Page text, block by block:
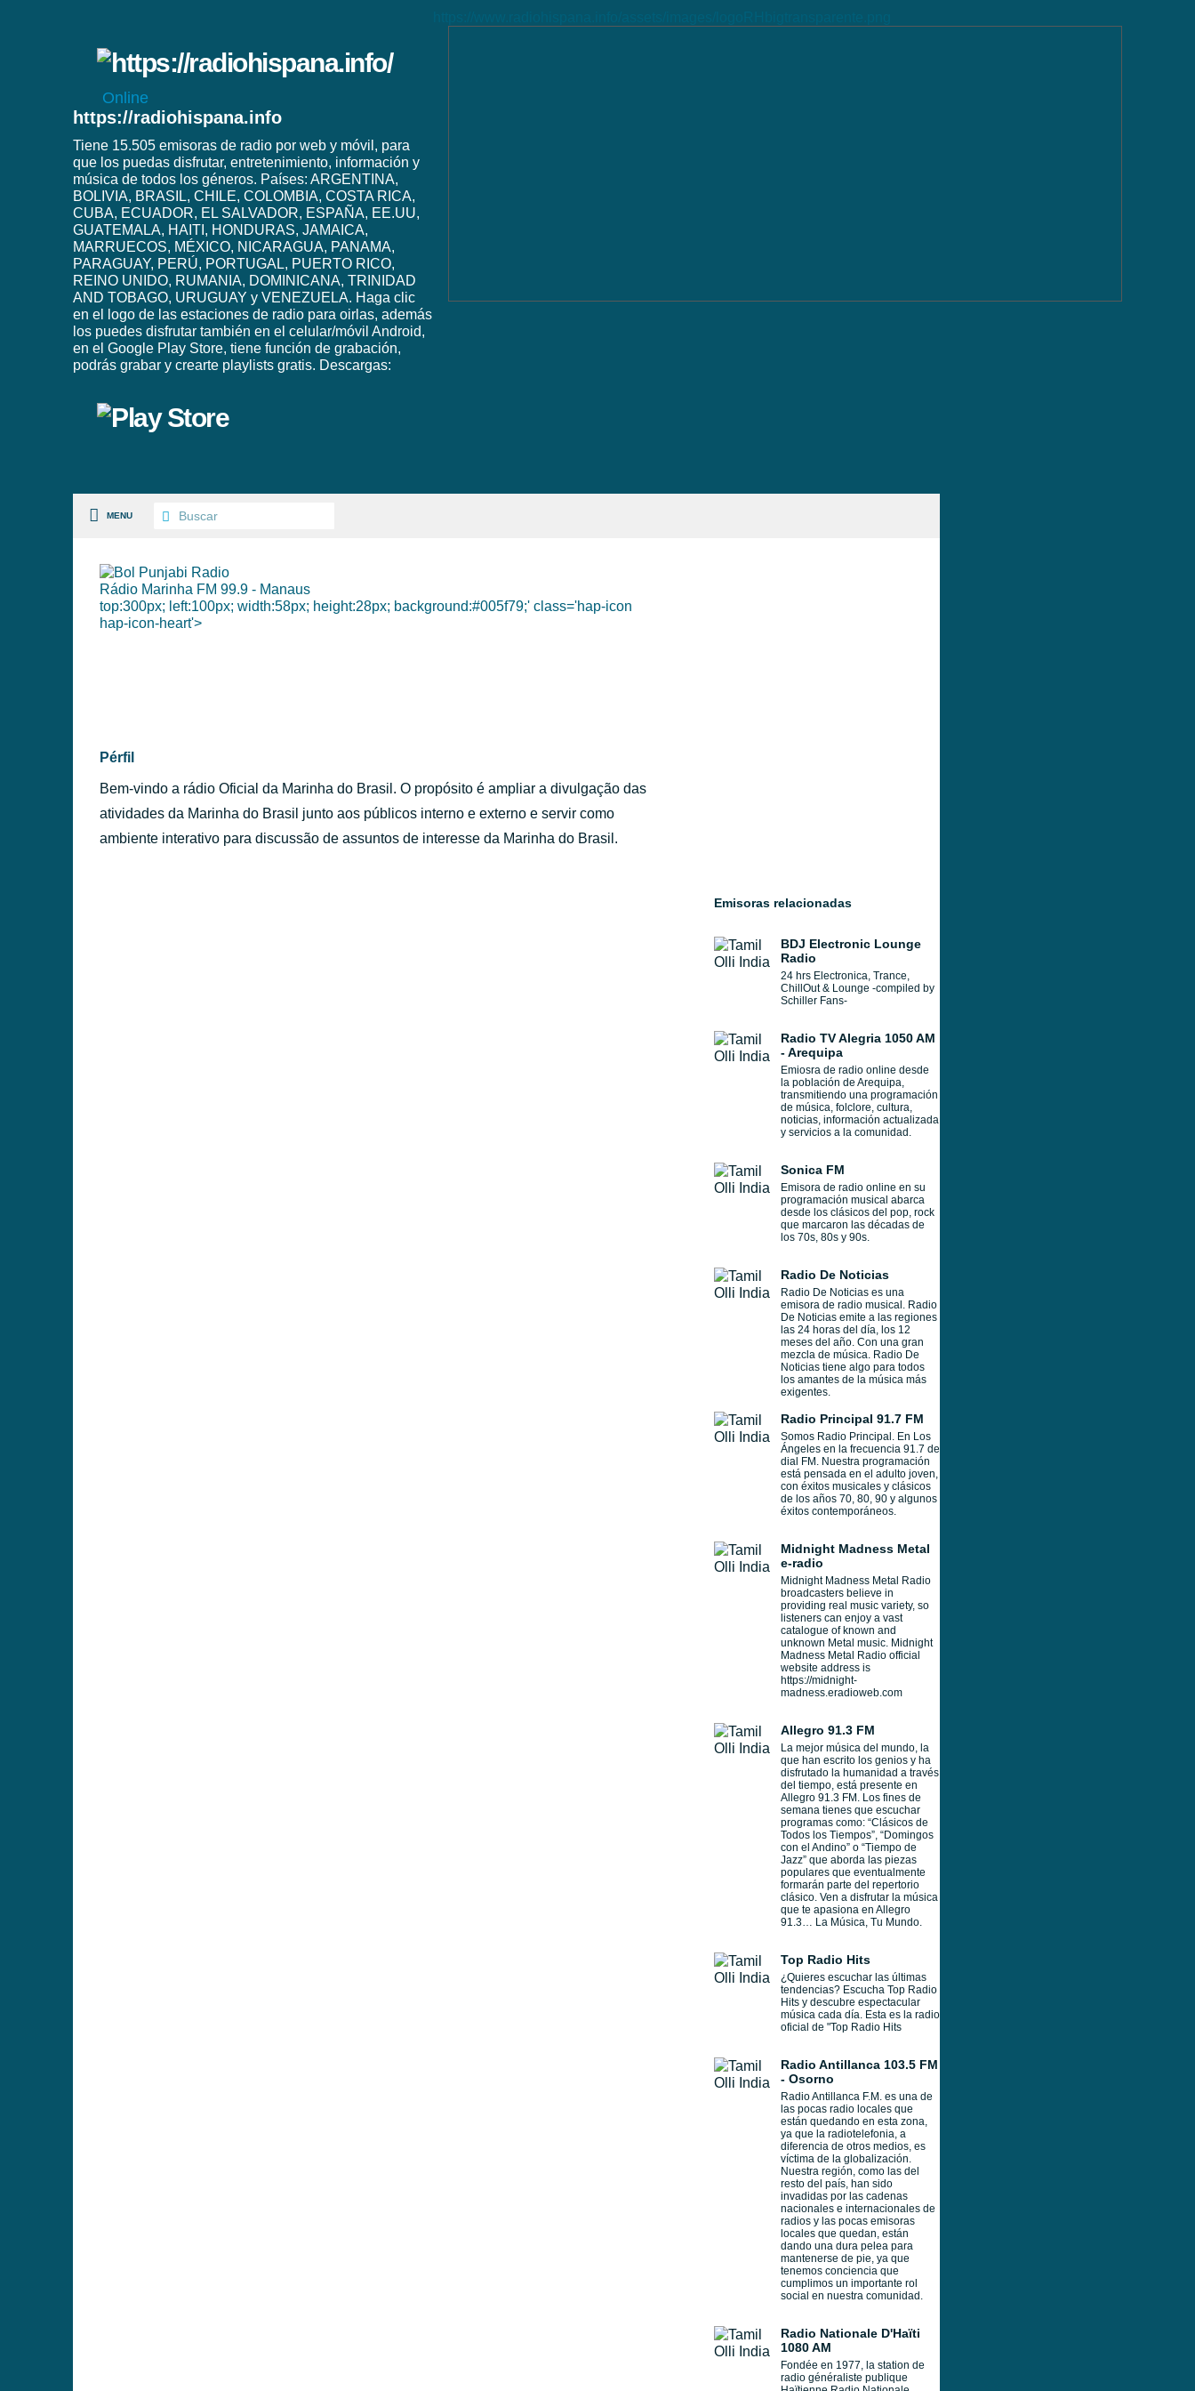
Online
https://radiohispana.info
Tiene 15.505 emisoras de radio por web y móvil, para
que los puedas disfrutar, entretenimiento, información y
música de todos los géneros. Países: ARGENTINA,
BOLIVIA, BRASIL, CHILE, COLOMBIA, COSTA RICA,
CUBA, ECUADOR, EL SALVADOR, ESPAÑA, EE.UU,
GUATEMALA, HAITI, HONDURAS, JAMAICA,
MARRUECOS, MÉXICO, NICARAGUA, PANAMA,
PARAGUAY, PERÚ, PORTUGAL, PUERTO RICO,
REINO UNIDO, RUMANIA, DOMINICANA, TRINIDAD
AND TOBAGO, URUGUAY y VENEZUELA. Haga clic
en el logo de las estaciones de radio para oirlas, además
los puedes disfrutar también en el celular/móvil Android,
en el Google Play Store, tiene función de grabación,
podrás grabar y crearte playlists gratis. Descargas:
MENU
Rádio Marinha FM 99.9 - Manaus
top:300px; left:100px; width:58px; height:28px; background:#005f79;' class='hap-icon
hap-icon-heart'>
Pérfil
Bem-vindo a rádio Oficial da Marinha do Brasil. O propósito é ampliar a divulgação das
atividades da Marinha do Brasil junto aos públicos interno e externo e servir como
ambiente interativo para discussão de assuntos de interesse da Marinha do Brasil.
Emisoras relacionadas
BDJ Electronic Lounge
Radio
24 hrs Electronica, Trance,
ChillOut & Lounge -compiled by
Schiller Fans-
Radio TV Alegria 1050 AM
- Arequipa
Emiosra de radio online desde
la población de Arequipa,
transmitiendo una programación
de música, folclore, cultura,
noticias, información actualizada
y servicios a la comunidad.
Sonica FM
Emisora de radio online en su
programación musical abarca
desde los clásicos del pop, rock
que marcaron las décadas de
los 70s, 80s y 90s.
Radio De Noticias
Radio De Noticias es una
emisora de radio musical. Radio
De Noticias emite a las regiones
las 24 horas del día, los 12
meses del año. Con una gran
mezcla de música. Radio De
Noticias tiene algo para todos
los amantes de la música más
exigentes.
Radio Principal 91.7 FM
Somos Radio Principal. En Los
Ángeles en la frecuencia 91.7 de
dial FM. Nuestra programación
está pensada en el adulto joven,
con éxitos musicales y clásicos
de los años 70, 80, 90 y algunos
éxitos contemporáneos.
Midnight Madness Metal
e-radio
Midnight Madness Metal Radio
broadcasters believe in
providing real music variety, so
listeners can enjoy a vast
catalogue of known and
unknown Metal music. Midnight
Madness Metal Radio official
website address is
https://midnight-
madness.eradioweb.com
Allegro 91.3 FM
La mejor música del mundo, la
que han escrito los genios y ha
disfrutado la humanidad a través
del tiempo, está presente en
Allegro 91.3 FM. Los fines de
semana tienes que escuchar
programas como: “Clásicos de
Todos los Tiempos”, “Domingos
con el Andino” o “Tiempo de
Jazz” que aborda las piezas
populares que eventualmente
formarán parte del repertorio
clásico. Ven a disfrutar la música
que te apasiona en Allegro
91.3… La Música, Tu Mundo.
Top Radio Hits
¿Quieres escuchar las últimas
tendencias? Escucha Top Radio
Hits y descubre espectacular
música cada día. Esta es la radio
oficial de "Top Radio Hits
Radio Antillanca 103.5 FM
- Osorno
Radio Antillanca F.M. es una de
las pocas radio locales que
están quedando en esta zona,
ya que la radiotelefonia, a
diferencia de otros medios, es
víctima de la globalización.
Nuestra región, como las del
resto del país, han sido
invadidas por las cadenas
nacionales e internacionales de
radios y las pocas emisoras
locales que quedan, están
dando una dura pelea para
mantenerse de pie, ya que
tenemos conciencia que
cumplimos un importante rol
social en nuestra comunidad.
Radio Nationale D'Haïti
1080 AM
Fondée en 1977, la station de
radio généraliste publique